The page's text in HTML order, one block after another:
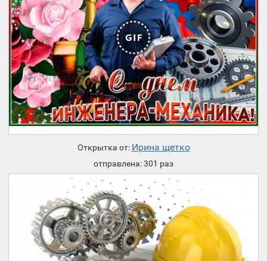
Открытка от: Ирина щетко
отправлена: 301 раз